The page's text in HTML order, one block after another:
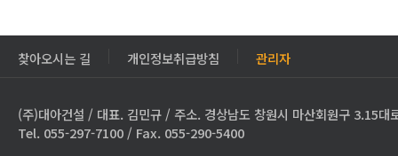
찾아오시는 길 개인정보취급방침 관리자
(주)대아건설 / 대표. 김민규 / 주소. 경상남도 창원시 마산회원구 3.15대
Tel. 055-297-7100 / Fax. 055-290-5400